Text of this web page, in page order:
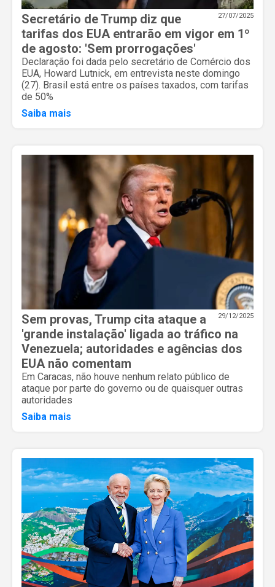
27/07/2025
Secretário de Trump diz que
tarifas dos EUA entrarão em vigor em 1º
de agosto: 'Sem prorrogações'
Declaração foi dada pelo secretário de Comércio dos
EUA, Howard Lutnick, em entrevista neste domingo
(27). Brasil está entre os países taxados, com tarifas
de 50%
Saiba mais
29/12/2025
Sem provas, Trump cita ataque a
'grande instalação' ligada ao tráfico na
Venezuela; autoridades e agências dos
EUA não comentam
Em Caracas, não houve nenhum relato público de
ataque por parte do governo ou de quaisquer outras
autoridades
Saiba mais